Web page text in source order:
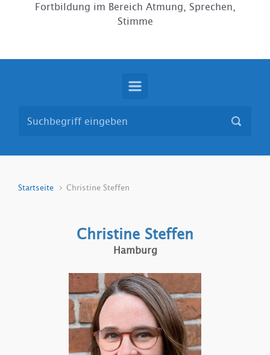
Fortbildung im Bereich Atmung, Sprechen,
Stimme
Startseite Christine Steffen
Christine Steffen
Hamburg